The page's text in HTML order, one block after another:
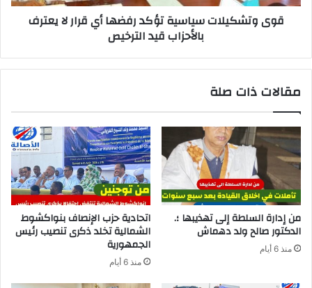
قوى وتشكيلات سياسية تؤكد رفضها أي قرار لا يعترف
بالأحزاب قيد الترخيص
مقالات ذات صلة
من إدارة السلطة إلى تهذيبها ؛.
الدكتور صالح ولد دهماش
منذ 6 أيام
اتحادية حزب الإنصاف بنواكشوط
الشمالية تخلد ذكرى تنصيب رئيس
الجمهورية
منذ 6 أيام